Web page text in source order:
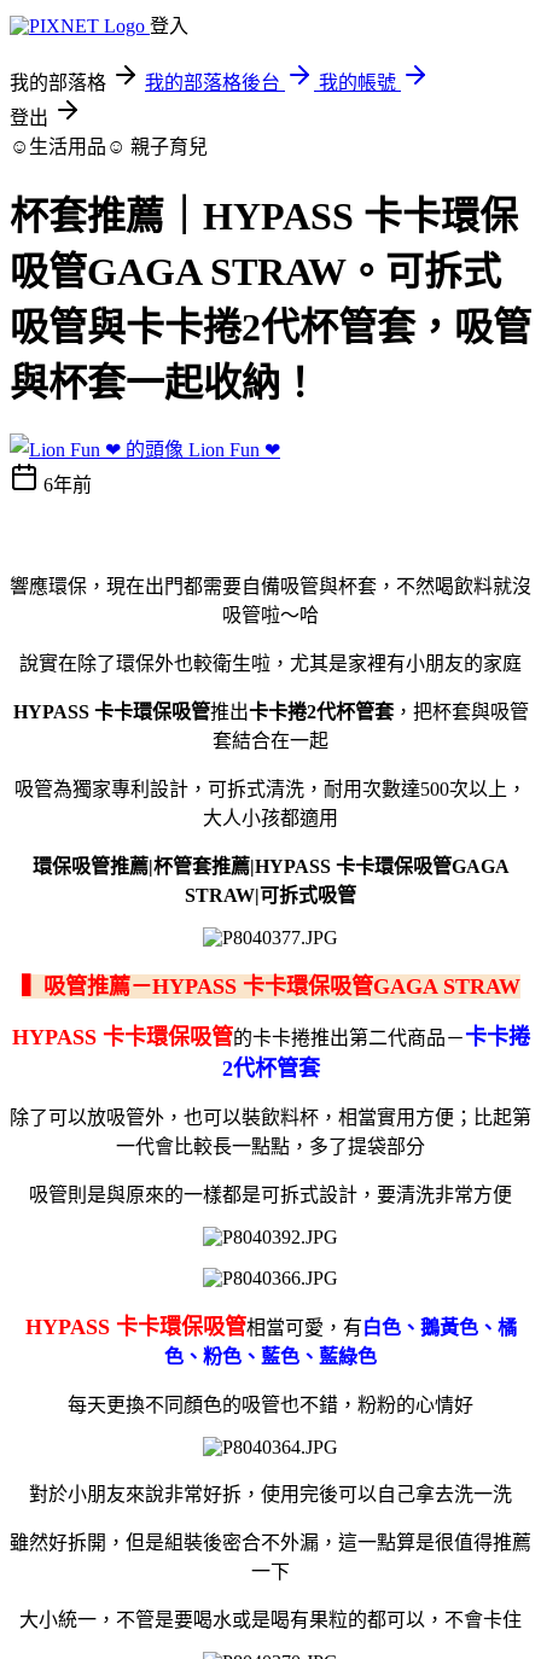
登入
我的部落格 我的部落格後台
我的帳號
登出
☺生活用品☺ 親子育兒
杯套推薦｜HYPASS 卡卡環保
吸管GAGA STRAW。可拆式
吸管與卡卡捲2代杯管套，吸管
與杯套一起收納！
Lion Fun ❤
6年前
響應環保，現在出門都需要自備吸管與杯套，不然喝飲料就沒
吸管啦～哈
說實在除了環保外也較衛生啦，尤其是家裡有小朋友的家庭
HYPASS 卡卡環保吸管推出卡卡捲2代杯管套，把杯套與吸管
套結合在一起
吸管為獨家專利設計，可拆式清洗，耐用次數達500次以上，
大人小孩都適用
環保吸管推薦|杯管套推薦|HYPASS 卡卡環保吸管GAGA
STRAW|可拆式吸管
▍吸管推薦－HYPASS 卡卡環保吸管GAGA STRAW
HYPASS 卡卡環保吸管的卡卡捲推出第二代商品－卡卡捲
2代杯管套
除了可以放吸管外，也可以裝飲料杯，相當實用方便；比起第
一代會比較長一點點，多了提袋部分
吸管則是與原來的一樣都是可拆式設計，要清洗非常方便
HYPASS 卡卡環保吸管相當可愛，有白色、鵝黃色、橘
色、粉色、藍色、藍綠色
每天更換不同顏色的吸管也不錯，粉粉的心情好
對於小朋友來說非常好拆，使用完後可以自己拿去洗一洗
雖然好拆開，但是組裝後密合不外漏，這一點算是很值得推薦
一下
大小統一，不管是要喝水或是喝有果粒的都可以，不會卡住